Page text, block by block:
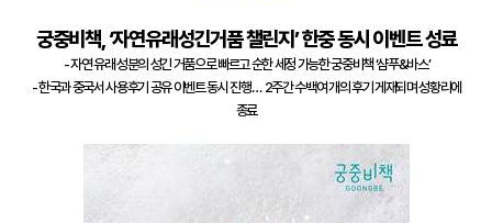
궁중비책,‘자연유래성긴거품 챌린지’ 한중 동시 이벤트 성료
-자연 유래 성분의 성긴 거품으로 빠르고 순한 세정 가능한 궁중비책 ‘샴푸&바스’
-한국과 중국서 사용후기 공유 이벤트 동시 진행…2주간 수백여 개의 후기 게재되며 성황리에
종료